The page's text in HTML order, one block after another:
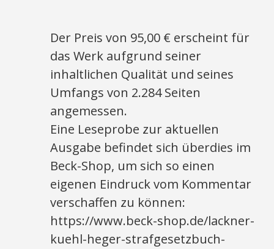
Der Preis von 95,00 € erscheint für
das Werk aufgrund seiner
inhaltlichen Qualität und seines
Umfangs von 2.284 Seiten
angemessen.
Eine Leseprobe zur aktuellen
Ausgabe befindet sich überdies im
Beck-Shop, um sich so einen
eigenen Eindruck vom Kommentar
verschaffen zu können:
https://www.beck-shop.de/lackner-
kuehl-heger-strafgesetzbuch-